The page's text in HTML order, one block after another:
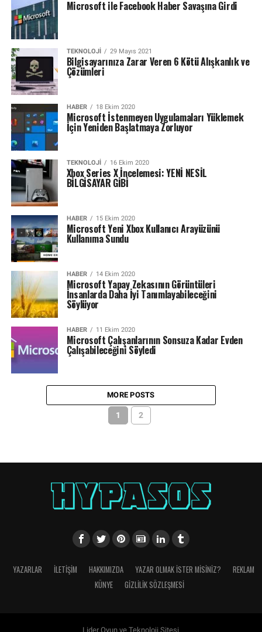
Microsoft ile Facebook Haber Savaşına Girdi
TEKNOLOJI 29 Mayıs 2021
Bilgisayarınıza Zarar Veren 6 Kötü Alışkanlık ve
Çözümleri
HABER 18 Ekim 2020
Microsoft İstenmeyen Uygulamaları Yüklemek
İçin Yeniden Başlatmaya Zorluyor
TEKNOLOJI 16 Ekim 2020
Xbox Series X İncelemesi: YENİ NESİL
BİLGİSAYAR GİBİ
HABER 15 Ekim 2020
Microsoft Yeni Xbox Kullanıcı Arayüzünü
Kullanıma Sundu
HABER 14 Ekim 2020
Microsoft Yapay Zekasının Görüntüleri
İnsanlarda Daha İyi Tanımlayabileceğini
Söylüyor
HABER 11 Ekim 2020
Microsoft Çalışanlarının Sonsuza Kadar Evden
Çalışabileceğini Söyledi
MORE POSTS
1 2
YAZARLAR İLETIŞIM HAKKIMIZDA YAZAR OLMAK İSTER MISINIZ?
REKLAM
KÜNYE
GIZLILIK SÖZLEŞMESI
Lider Oyun ve Teknoloji Sitesi